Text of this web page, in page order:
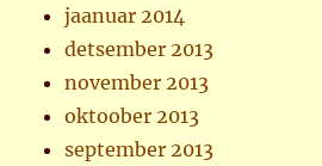
jaanuar 2014
detsember 2013
november 2013
oktoober 2013
september 2013